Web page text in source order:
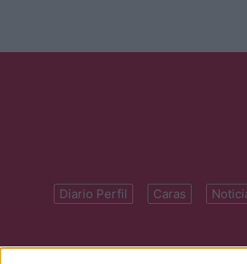
Diario Perfil Caras